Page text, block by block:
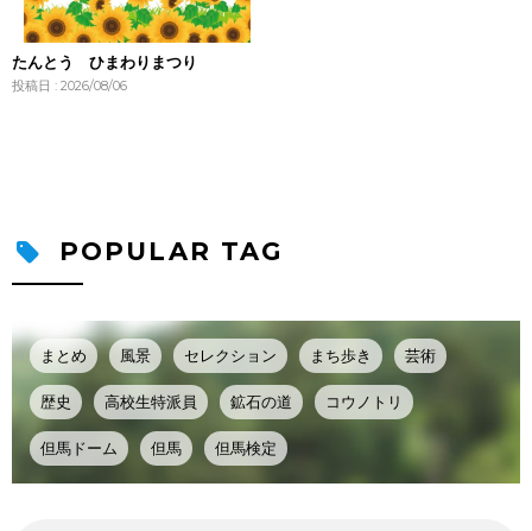
たんとう ひまわりまつり
投稿日 : 2026/08/06
POPULAR TAG
まとめ 風景 セレクション まち歩き 芸術
歴史 高校生特派員 鉱石の道 コウノトリ
但馬ドーム 但馬 但馬検定